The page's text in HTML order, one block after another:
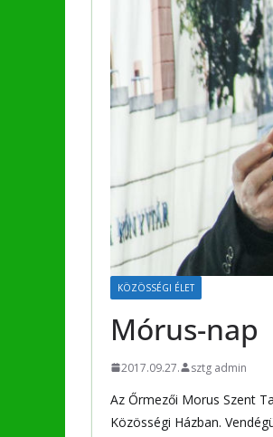
KÖZÖSSÉGI ÉLET
Mórus-nap
2017.09.27. sztg admin
Az Őrmezői Morus Szent
Közösségi Házban.